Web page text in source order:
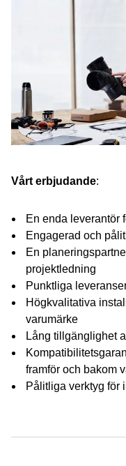
Vårt erbjudande:
En enda leverantör
Engagerad och
En
projektledning
Punktliga
Högkvalitativa
varumärke
Lång tillgänglighet
framför och bakom
Pålitliga verktyg för